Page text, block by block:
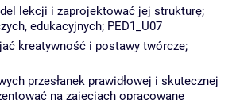
lekcji i zaprojektować jej strukturę;
edukacyjnych; PED1_U07
kreatywność i postawy twórcze;
przesłanek prawidłowej i skutecznej
na zajęciach opracowane